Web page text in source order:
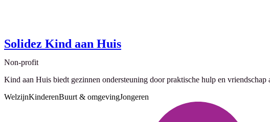
Solidez Kind aan Huis
Non-profit
Kind aan Huis biedt gezinnen ondersteuning door praktische hulp en
WelzijnKinderenBuurt & omgevingJongeren